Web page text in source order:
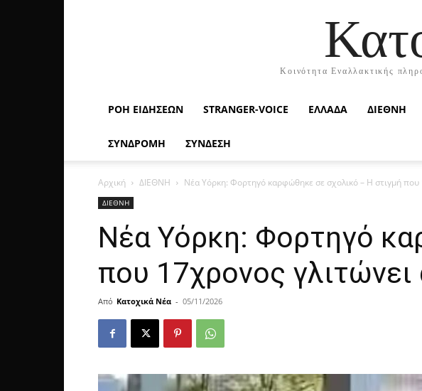
Κοινότητα Εναλλακτικής
ΡΟΉ ΕΙΔΉΣΕΩΝ STRANGER-VOICE ΕΛΛΑΔΑ ΔΙΕΘΝΗ
ΣΥΝΔΡΟΜΗ ΣΥΝΔΕΣΗ
Αρχική ΔΙΕΘΝΗ Νέα Υόρκη: Φορτηγό καρφώθηκε σε σχολικό – Η στιγμή που
ΔΙΕΘΝΗ
Νέα Υόρκη: Φορτηγό
που 17χρονος
Από Κατοχικά Νέα - 05/11/2026